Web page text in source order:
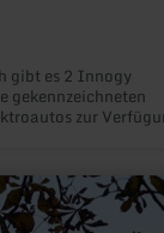
gibt es 2 Innogy
gekennzeichneten
zur